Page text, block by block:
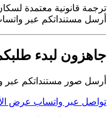
ترجمة قانونية معتمدة
أرسل مستنداتكم عبر
جاهزون لبدء
أرسل صور مستنداتكم عبر
تواصل عبر واتساب عرض